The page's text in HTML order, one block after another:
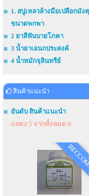
1. สบู่เหลวล้างมือเปลือกมัง
ขนาดพกพา
2 ยาสีฟันบายโภคา
3 น้ำยาเอนกประสงค์
4 น้ำหมักจุลินทรีย์
สินค้าแนะนำ
อันดับ สินค้าแนะนำ
แสดง 5 จากทั้งหมด 8
RECCOM